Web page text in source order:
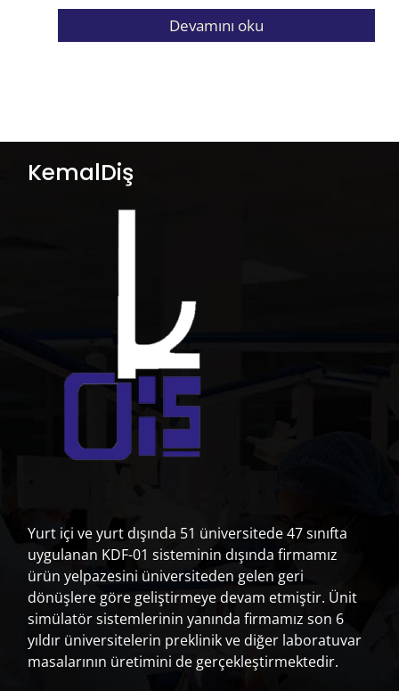
Devamını oku
Ürün kategorileri
(12)
Dental Hijyen ve Periodontoloji
Fantom Kafalar(33)
Pediatrik Diş Hekimliği(37)
Preparasyon ve Endodontik Alıştırmalar (89)
Protez Modelleri ve Diş Laboratuvar Modelleri
Standart Model A-3(76)
Standart Model AG-3 (86)
Standart Model ANA-4 (101)
KemalDiş
Yurt içi ve yurt dışında 51 üniversitede 47 sınıfta
uygulanan KDF-01 sisteminin dışında firmamız
ürün yelpazesini üniversiteden gelen geri
dönüşlere göre geliştirmeye devam etmiştir. Ünit
simülatör sistemlerinin yanında firmamız son 6
yıldır üniversitelerin preklinik ve diğer laboratuvar
masalarının üretimini de gerçekleştirmektedir.